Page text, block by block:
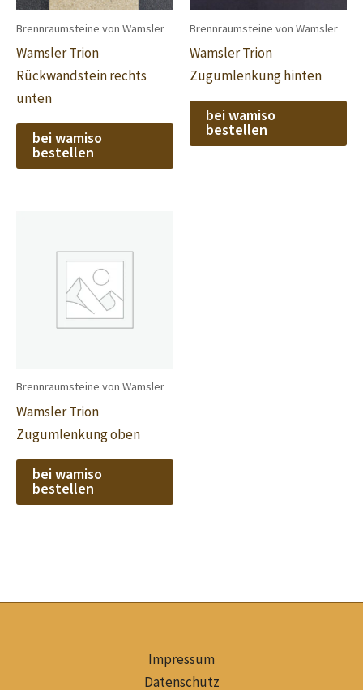
Brennraumsteine von Wamsler
Wamsler Trion
Rückwandstein rechts
unten
bei wamiso
bestellen
Brennraumsteine von Wamsler
Wamsler Trion
Zugumlenkung hinten
bei wamiso
bestellen
Brennraumsteine von Wamsler
Wamsler Trion
Zugumlenkung oben
bei wamiso
bestellen
Impressum
Datenschutz